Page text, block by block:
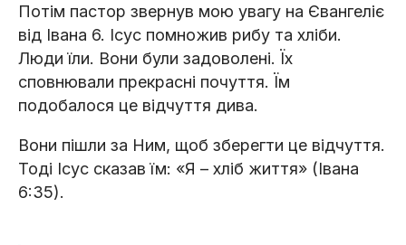
Потім пастор звернув мою увагу на Євангеліє
від Івана 6. Ісус помножив рибу та хліби.
Люди їли. Вони були задоволені. Їх
сповнювали прекрасні почуття. Їм
подобалося це відчуття дива.
Вони пішли за Ним, щоб зберегти це відчуття.
Тоді Ісус сказав їм: «Я – хліб життя» (Івана
6:35).